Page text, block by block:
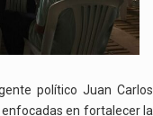
político Juan Carlos
en fortalecer la